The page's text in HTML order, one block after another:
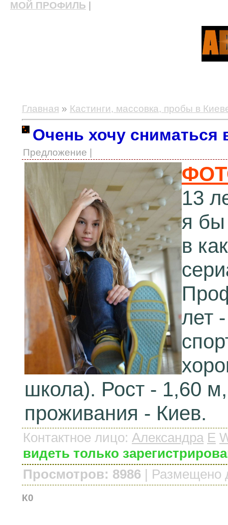
МОЙ ПРОФИЛЬ
Главная » Кастинги, массовка, пробы в
Очень хочу сниматься
Предложение |
13
я бы
в
лет
школа). Рост - 1,60 м,
проживания - Киев.
Контактное лицо: Александра E
видеть только
Просмотров: 8986 | Размещено
К0